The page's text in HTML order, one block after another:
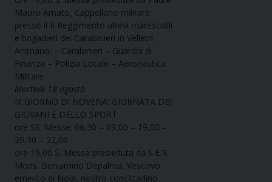
Mauro Amato, Cappellano militare
presso il II Reggimento allievi marescialli
e brigadieri dei Carabinieri in Velletri
Animano: – Carabinieri – Guardia di
Finanza – Polizia Locale – Aeronautica
Militare
Martedì 18 agosto
IX GIORNO DI NOVENA: GIORNATA DEI
GIOVANI E DELLO SPORT
ore SS. Messe: 06,30 – 09,00 – 19,00 –
20,30 – 22,00
ore 19,00 S. Messa presieduta da S.E.R.
Mons. Beniamino Depalma, Vescovo
emerito di Nola, nostro concittadino